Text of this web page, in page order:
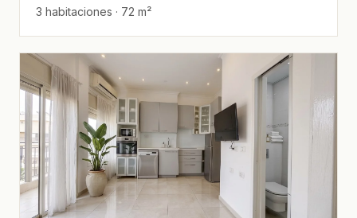
3 habitaciones · 72 m²